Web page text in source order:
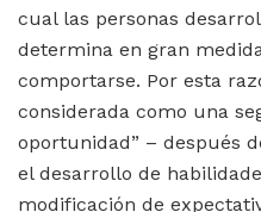
cual las personas
determina en gran
comportarse. Por esta
considerada como una
oportunidad” – después
el desarrollo de
modificación de